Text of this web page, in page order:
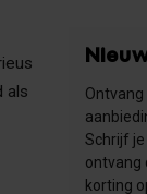
als
Schrijf
ontvang
korting